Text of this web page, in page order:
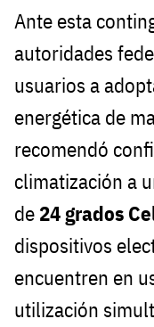
Ante esta
autoridades
usuarios a
energética de
recomendó
climatización a
de 24 grados
dispositivos
encuentren en
utilización